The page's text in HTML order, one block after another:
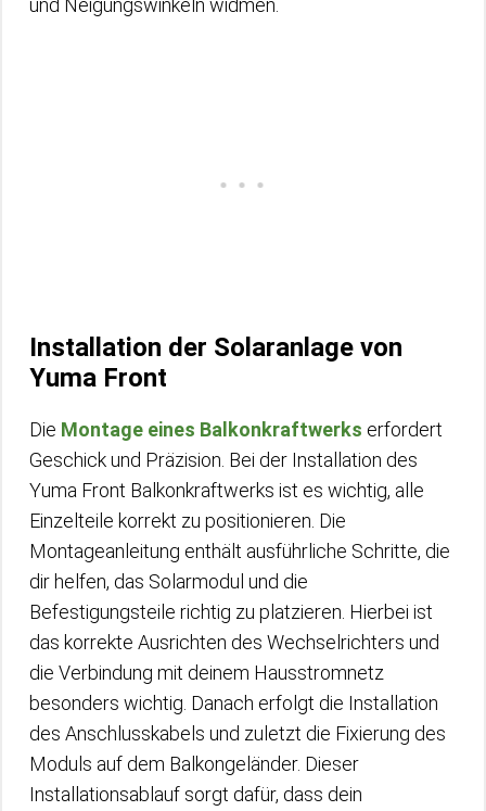
Installation der Solaranlage von
Yuma Front
Die Montage eines Balkonkraftwerks erfordert
Geschick und Präzision. Bei der Installation des
Yuma Front Balkonkraftwerks ist es wichtig, alle
Einzelteile korrekt zu positionieren. Die
Montageanleitung enthält ausführliche Schritte, die
dir helfen, das Solarmodul und die
Befestigungsteile richtig zu platzieren. Hierbei ist
das korrekte Ausrichten des Wechselrichters und
die Verbindung mit deinem Hausstromnetz
besonders wichtig. Danach erfolgt die Installation
des Anschlusskabels und zuletzt die Fixierung des
Moduls auf dem Balkongeländer. Dieser
Installationsablauf sorgt dafür, dass dein